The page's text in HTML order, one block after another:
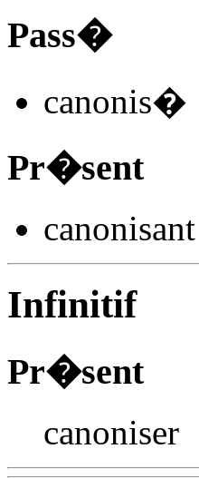
Pass�
canonis�
Pr�sent
canonisant
Infinitif
Pr�sent
canoniser